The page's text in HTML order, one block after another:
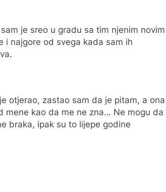
je sreo u gradu sa tim njenim novim
i najgore od svega kada sam ih
otjerao, zastao sam da je pitam, a ona
mene kao da me ne zna… Ne mogu da
braka, ipak su to lijepe godine